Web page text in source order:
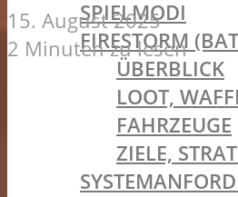
SPIELMODI
FIRESTORM
ÜBERBLICK
LOOT,
FAHRZEUGE
ZIELE,
15. August 2025
2 Minuten zu lesen